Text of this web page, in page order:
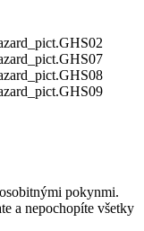
pokynmi.
a nepochopíte všetky